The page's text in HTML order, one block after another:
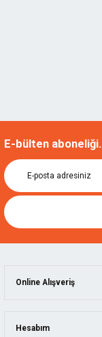
E-bülten aboneliği.
Online Alışveriş
Hesabım